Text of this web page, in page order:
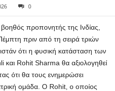
0
προπονητής της Ινδίας,
πριν από τη σειρά τριών
ότι η φυσική κατάσταση των
Rohit Sharma θα αξιολογηθεί
ότι θα τους ενημερώσει
ομάδα. Ο Rohit, ο οποίος